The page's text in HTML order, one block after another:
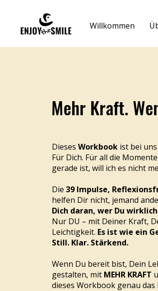
Willkommen
Mehr Kraft.
Dieses Workbookist bei uns
Für Dich. Für all die
gerade ist, will ich es nicht
Die 39 Impulse,
helfen Dir nicht, jemand
Dich daran, wer Du
Nur DU – mit Deiner Kraft,
Leichtigkeit. Es ist wie ein
Still. Klar. Stärkend.
Wenn Du bereit bist, Dein
gestalten, mit MEHR KRAFT
dieses Workbook genau das